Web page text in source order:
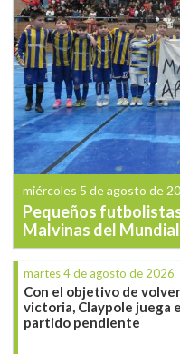
miércoles 5 de agosto de
Pequeños
Malvinas del
martes 4 de agosto de 2026
Con el objetivo de
victoria, Claypole juega
partido pendiente